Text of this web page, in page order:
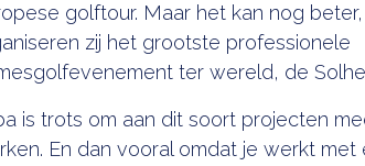
golftour. Maar het kan nog beter,
zij het grootste professionele
ter wereld, de
is trots om aan dit soort projecten
En dan vooral omdat je werkt met